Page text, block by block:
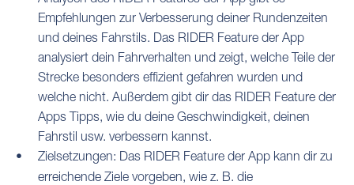
Empfehlungen zur Verbesserung deiner Rundenzeiten
und deines Fahrstils. Das RIDER Feature der App
analysiert dein Fahrverhalten und zeigt, welche Teile der
Strecke besonders effizient gefahren wurden und
welche nicht. Außerdem gibt dir das RIDER Feature der
Apps Tipps, wie du deine Geschwindigkeit, deinen
Fahrstil usw. verbessern kannst.
Zielsetzungen: Das RIDER Feature der App kann dir zu
erreichende Ziele vorgeben, wie z. B. die